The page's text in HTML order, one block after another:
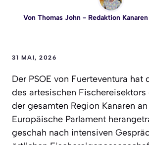
Von Thomas John- Redaktion
31 MAI, 2026
Der PSOE von Fuerteventura hat
des artesischen Fischereisektors
der gesamten Region Kanaren
Europäische Parlament
geschah nach intensiven